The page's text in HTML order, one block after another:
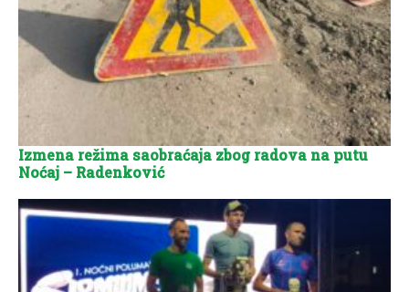
Izmena režima saobraćaja zbog radova na putu
Noćaj – Radenković